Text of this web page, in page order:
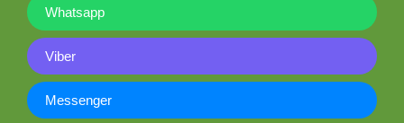
Whatsapp
Viber
Messenger